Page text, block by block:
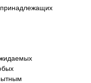
принадлежащих